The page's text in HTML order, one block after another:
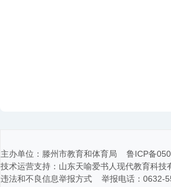
主办单位：滕州市教育和体育局 鲁ICP备
技术运营支持：山东天喻爱书人现代教育
违法和不良信息举报方式 举报电话：